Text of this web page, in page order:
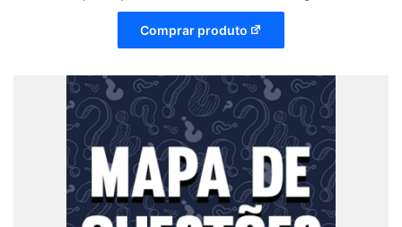
Comprar produto